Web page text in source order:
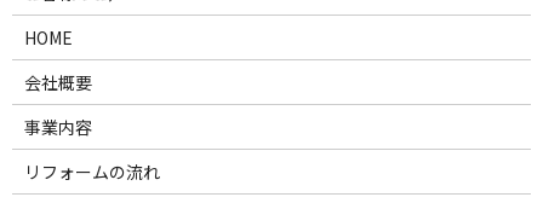
HOME
会社概要
事業内容
リフォームの流れ